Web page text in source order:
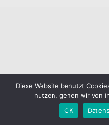
Diese Website benutzt
nutzen, gehen wir von
OK